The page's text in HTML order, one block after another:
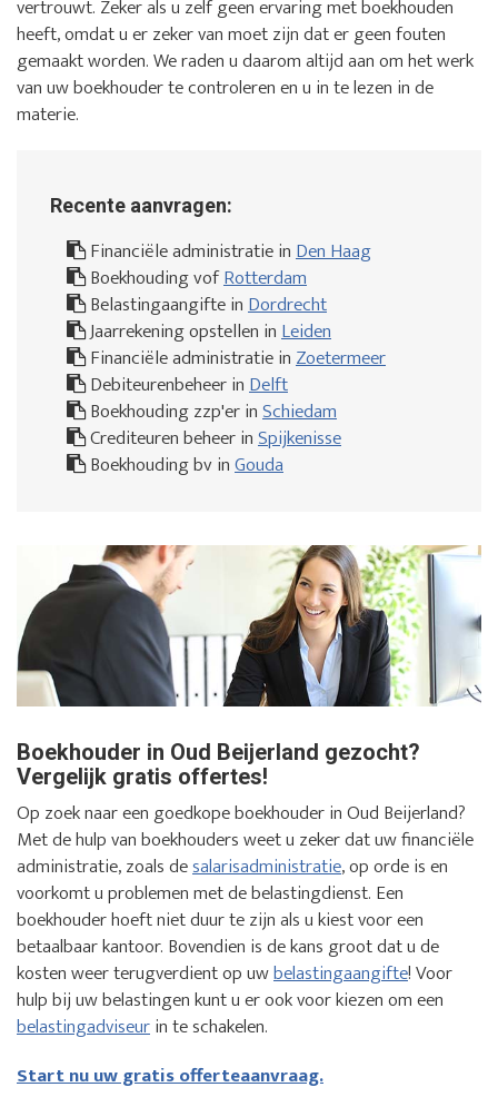
vertrouwt. Zeker als u zelf geen ervaring met boekhouden
heeft, omdat u er zeker van moet zijn dat er geen fouten
gemaakt worden. We raden u daarom altijd aan om het werk
van uw boekhouder te controleren en u in te lezen in de
materie.
Recente aanvragen:
Financiële administratie inDen Haag
Boekhouding vofRotterdam
Belastingaangifte inDordrecht
Jaarrekening opstellen inLeiden
Financiële administratie inZoetermeer
Debiteurenbeheer inDelft
Boekhouding zzp'er inSchiedam
Crediteuren beheer inSpijkenisse
Boekhouding bv inGouda
Boekhouder in Oud Beijerland gezocht?
Vergelijk gratis offertes!
Op zoek naar een goedkope boekhouder in Oud Beijerland?
Met de hulp van boekhouders weet u zeker dat uw financiële
administratie, zoals desalarisadministratie, op orde is en
voorkomt u problemen met de belastingdienst. Een
boekhouder hoeft niet duur te zijn als u kiest voor een
betaalbaar kantoor. Bovendien is de kans groot dat u de
kosten weer terugverdient op uwbelastingaangifte! Voor
hulp bij uw belastingen kunt u er ook voor kiezen om een
belastingadviseurin te schakelen.
Start nu uw gratis offerteaanvraag.